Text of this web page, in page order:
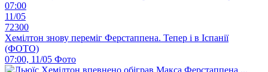
07:00
11/05
72300
Хемілтон знову переміг Ферстаппена. Тепер і в Іспанії
(ФОТО)
07:00, 11/05 Фото